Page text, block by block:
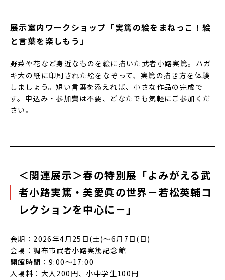
展示室内ワークショップ「実篤の絵をまねっこ！絵
と言葉を楽しもう」
野菜や花など身近なものを絵に描いた武者小路実篤。ハガ
キ大の紙に印刷された絵をなぞって、実篤の描き方を体験
しましょう。短い言葉を添えれば、小さな作品の完成で
す。申込み・参加費は不要、どなたでも気軽にご参加くだ
さい。
＜関連展示＞春の特別展「よみがえる武
者小路実篤・美愛眞の世界－若松英輔コ
レクションを中心に－」
会期：2026年4月25日(土)～6月7日(日)
会場：調布市武者小路実篤記念館
開館時間：9:00～17:00
入場料：大人200円、小中学生100円